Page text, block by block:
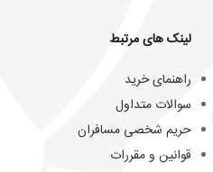
لینک های مرتبط
راهنمای خرید
سوالات متداول
حریم شخصی مسافران
قوانین و مقررات